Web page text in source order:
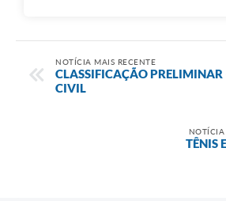
NOTÍCIA MAIS RECENTE
CLASSIFICAÇÃO PRELIMINAR
CIVIL
NOTÍCIA
TÊNIS